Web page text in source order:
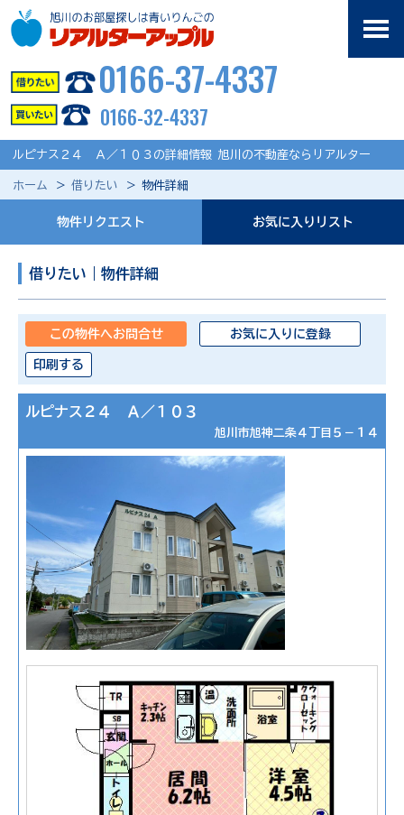
0166-37-4337
0166-32-4337
ルピナス２４ Ａ／１０３の詳細情報 旭川の不動産ならリアルター
ホーム 借りたい 物件詳細
物件リクエスト お気に入りリスト
借りたい｜物件詳細
この物件へお問合せ お気に入りに登録
印刷する
ルピナス２４ Ａ／１０３
旭川市旭神二条４丁目５－１４